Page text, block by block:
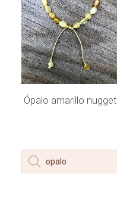
LEER MÁS
Ópalo amarillo nugget
Products
search